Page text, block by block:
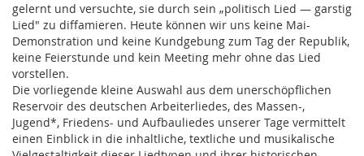
gelernt und versuchte, sie durch sein „politisch Lied — garstig
Lied" zu diffamieren. Heute können wir uns keine Mai-
Demonstration und keine Kundgebung zum Tag der Republik,
keine Feierstunde und kein Meeting mehr ohne das Lied
vorstellen.
Die vorliegende kleine Auswahl aus dem unerschöpflichen
Reservoir des deutschen Arbeiterliedes, des Massen-,
Jugend*, Friedens- und Aufbauliedes unserer Tage vermittelt
einen Einblick in die inhaltliche, textliche und musikalische